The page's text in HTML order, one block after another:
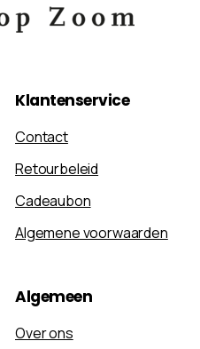
Klantenservice
Contact
Retourbeleid
Cadeaubon
Algemene voorwaarden
Algemeen
Over ons